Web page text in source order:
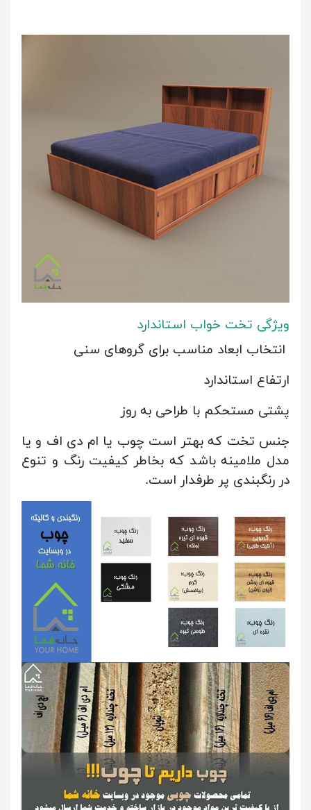
ویژگی تخت خواب استاندارد
انتخاب ابعاد مناسب برای گروهای سنی
ارتفاع استاندارد
پشتی مستحکم با طراحی به روز
جنس تخت که بهتر است چوب یا ام دی اف و یا
مدل ملامینه باشد که بخاطر کیفیت رنگ و تنوع
در رنگبندی پر طرفدار است.